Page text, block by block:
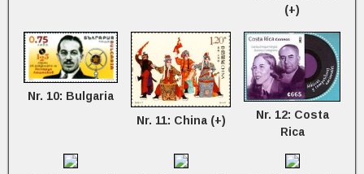
(+)
Nr. 10: Bulgaria
Nr. 11: China (+)
Nr. 12: Costa
Rica